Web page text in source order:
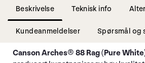
Beskrivelse Teknisk info
Kundeanmeldelser Spørsmål og
Canson Arches® 88 Rag (Pure